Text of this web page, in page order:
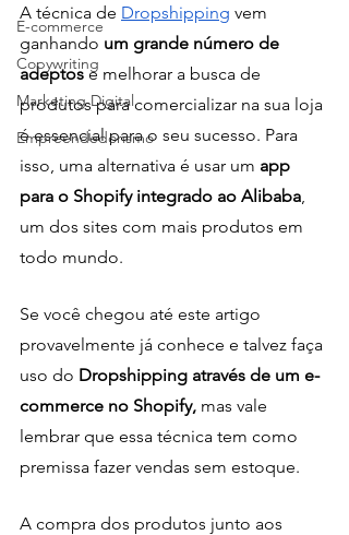
E-commerce
Copywriting
Marketing Digital
Empreendedorismo
A técnica de Dropshipping vem
ganhando um grande número de
adeptos e melhorar a busca de
produtos para comercializar na sua loja
é essencial para o seu sucesso. Para
isso, uma alternativa é usar um app
para o Shopify integrado ao Alibaba,
um dos sites com mais produtos em
todo mundo.
Se você chegou até este artigo
provavelmente já conhece e talvez faça
uso do Dropshipping através de um e-
commerce no Shopify, mas vale
lembrar que essa técnica tem como
premissa fazer vendas sem estoque.
A compra dos produtos junto aos